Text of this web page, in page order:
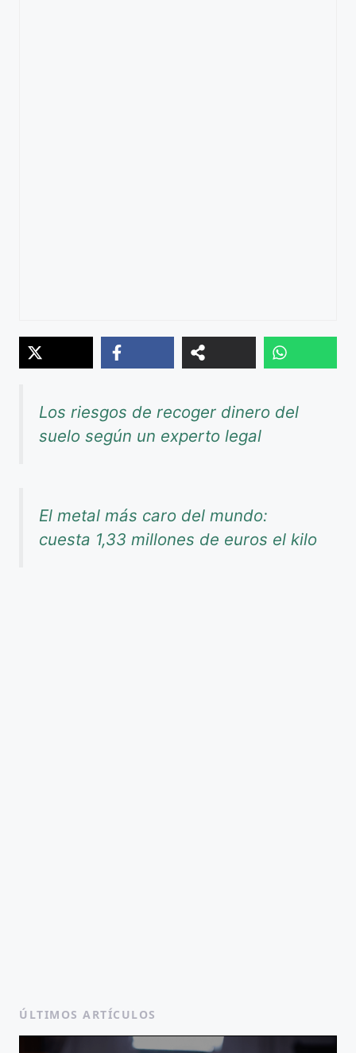
Los riesgos de recoger dinero del
suelo según un experto legal
El metal más caro del mundo:
cuesta 1,33 millones de euros el kilo
ÚLTIMOS ARTÍCULOS